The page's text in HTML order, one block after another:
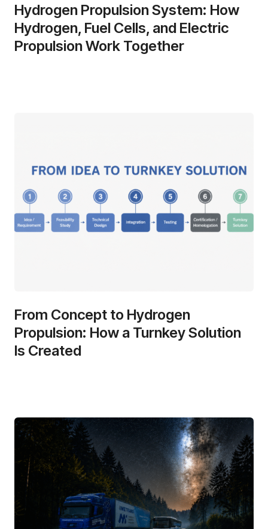
Hydrogen Propulsion System: How
Hydrogen, Fuel Cells, and Electric
Propulsion Work Together
From Concept to Hydrogen
Propulsion: How a Turnkey Solution
Is Created